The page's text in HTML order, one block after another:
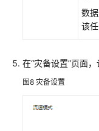
数
该
在“灾备设置”页面
图8 灾备设置